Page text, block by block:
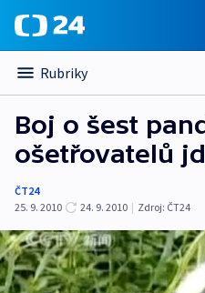
Rubriky
Boj o šest
ošetřovatelů
ČT24
25. 9. 2010
24. 9. 2010 | Zdroj: ČT24